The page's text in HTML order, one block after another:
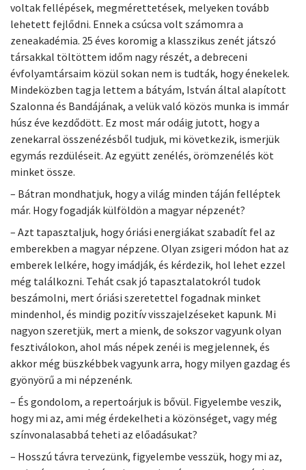
voltak fellépések, megmérettetések, melyeken tovább
lehetett fejlődni. Ennek a csúcsa volt számomra a
zeneakadémia. 25 éves koromig a klasszikus zenét játszó
társakkal töltöttem időm nagy részét, a debreceni
évfolyamtársaim közül sokan nem is tudták, hogy énekelek.
Mindeközben tagja lettem a bátyám, István által alapított
Szalonna és Bandájának, a velük való közös munka is immár
húsz éve kezdődött. Ez most már odáig jutott, hogy a
zenekarral összenézésből tudjuk, mi következik, ismerjük
egymás rezdüléseit. Az együtt zenélés, örömzenélés köt
minket össze.
– Bátran mondhatjuk, hogy a világ minden táján felléptek
már. Hogy fogadják külföldön a magyar népzenét?
– Azt tapasztaljuk, hogy óriási energiákat szabadít fel az
emberekben a magyar népzene. Olyan zsigeri módon hat az
emberek lelkére, hogy imádják, és kérdezik, hol lehet ezzel
még találkozni. Tehát csak jó tapasztalatokról tudok
beszámolni, mert óriási szeretettel fogadnak minket
mindenhol, és mindig pozitív visszajelzéseket kapunk. Mi
nagyon szeretjük, mert a mienk, de sokszor vagyunk olyan
fesztiválokon, ahol más népek zenéi is megjelennek, és
akkor még büszkébbek vagyunk arra, hogy milyen gazdag és
gyönyörű a mi népzenénk.
– És gondolom, a repertoárjuk is bővül. Figyelembe veszik,
hogy mi az, ami még érdekelheti a közönséget, vagy még
színvonalasabbá teheti az előadásukat?
– Hosszú távra tervezünk, figyelembe vesszük, hogy mi az,